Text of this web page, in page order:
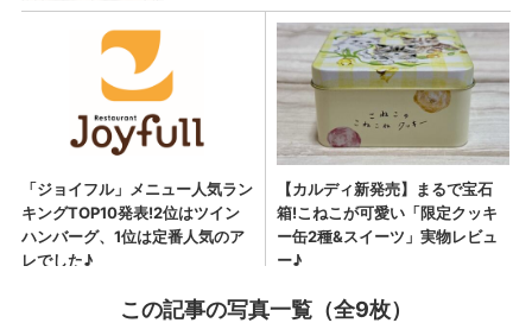
この記事の写真一覧（全9枚）